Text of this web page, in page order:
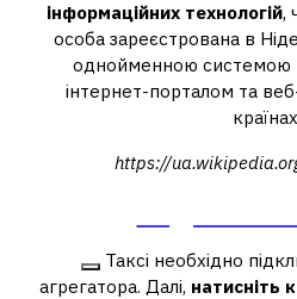
інформаційних технологій,
особа зареєстрована в
однойменною системою
інтернет-порталом та
https://
Таксі необхідно
агрегатора. Далі, натисніть